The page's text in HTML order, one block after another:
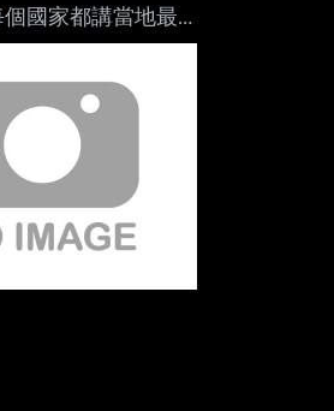
國家都講當地最
文明 去中東：你
最強晶片」 「革
阿肥出戲的是最